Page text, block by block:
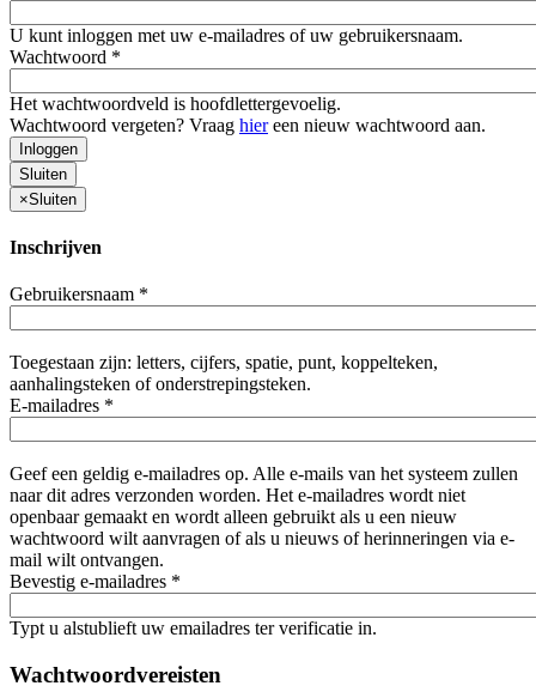
U kunt inloggen met uw e-mailadres of uw gebruikersnaam.
Wachtwoord *
Het wachtwoordveld is hoofdlettergevoelig.
Wachtwoord vergeten? Vraag hiereen nieuw wachtwoord aan.
Inloggen
Sluiten
×Sluiten
Inschrijven
Gebruikersnaam *
Toegestaan zijn: letters, cijfers, spatie, punt, koppelteken,
aanhalingsteken of onderstrepingsteken.
E-mailadres *
Geef een geldig e-mailadres op. Alle e-mails van het systeem zullen
naar dit adres verzonden worden. Het e-mailadres wordt niet
openbaar gemaakt en wordt alleen gebruikt als u een nieuw
wachtwoord wilt aanvragen of als u nieuws of herinneringen via e-
mail wilt ontvangen.
Bevestig e-mailadres *
Typt u alstublieft uw emailadres ter verificatie in.
Wachtwoordvereisten